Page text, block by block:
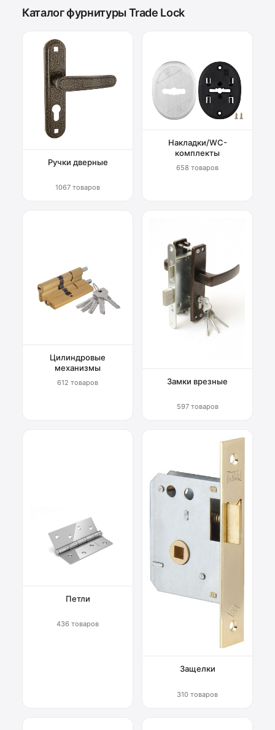
Каталог фурнитуры Trade Lock
Ручки дверные
1067 товаров
Накладки/WC-
комплекты
658 товаров
Цилиндровые
механизмы
612 товаров Замки врезные
597 товаров
Петли
436 товаров
Защелки
310 товаров